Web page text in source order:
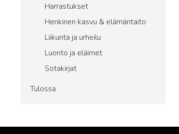
Harrastukset
Henkinen kasvu & elämäntaito
Liikunta ja urheilu
Luonto ja eläimet
Sotakirjat
Tulossa